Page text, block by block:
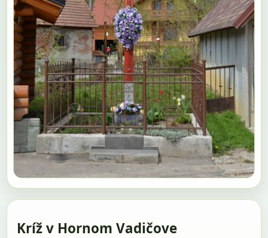
Kríž v Hornom Vadičove